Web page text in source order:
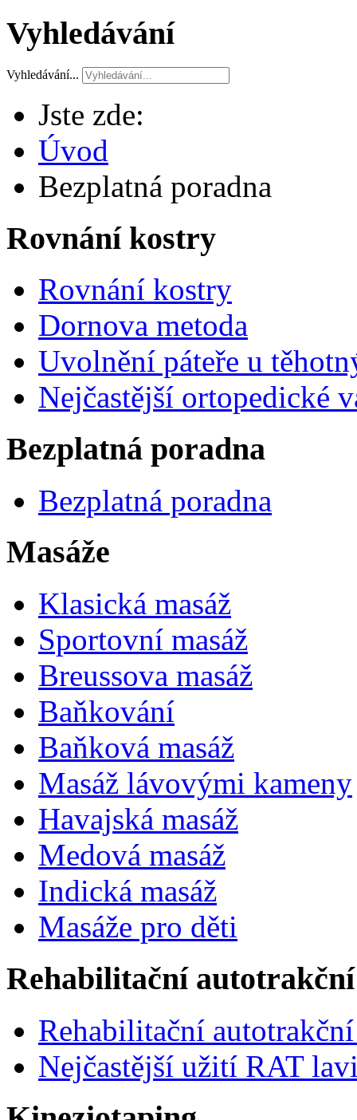
Vyhledávání
Vyhledávání...
Jste zde:
Úvod
Bezplatná poradna
Rovnání kostry
Rovnání kostry
Dornova metoda
Uvolnění páteře u
Nejčastější ortopedické
Bezplatná poradna
Bezplatná poradna
Masáže
Klasická masáž
Sportovní masáž
Breussova masáž
Baňkování
Baňková masáž
Masáž lávovými kameny
Havajská masáž
Medová masáž
Indická masáž
Masáže pro děti
Rehabilitační
Rehabilitační
Nejčastější užití RAT